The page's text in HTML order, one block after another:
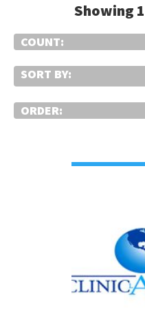
Showing
COUNT:
SORT BY:
ORDER: